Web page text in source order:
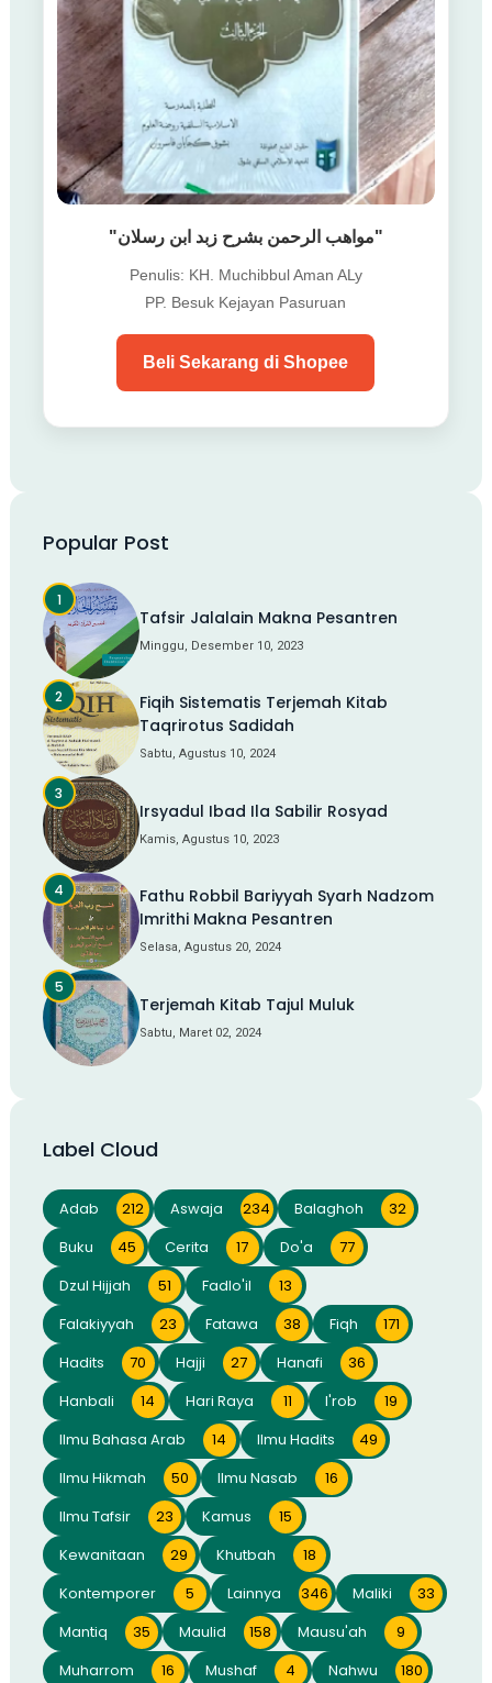
"مواهب الرحمن بشرح زبد ابن رسلان"
Penulis: KH. Muchibbul Aman ALy
PP. Besuk Kejayan Pasuruan
Beli Sekarang di Shopee
Popular Post
Tafsir Jalalain Makna Pesantren
Minggu, Desember 10, 2023
Fiqih Sistematis Terjemah Kitab
Taqrirotus Sadidah
Sabtu, Agustus 10, 2024
Irsyadul Ibad Ila Sabilir Rosyad
Kamis, Agustus 10, 2023
Fathu Robbil Bariyyah Syarh Nadzom
Imrithi Makna Pesantren
Selasa, Agustus 20, 2024
Terjemah Kitab Tajul Muluk
Sabtu, Maret 02, 2024
Label Cloud
Adab 212 Aswaja 234 Balaghoh
32
Buku
45 Cerita 17 Do'a
77
Dzul Hijjah
51 Fadlo'il
13
Falakiyyah
23 Fatawa 38 Fiqh
171
Hadits
70 Hajji 27 Hanafi
36
Hanbali
14 Hari Raya 11 I'rob
19
Ilmu Bahasa Arab
14 Ilmu Hadits
49
Ilmu Hikmah
50 Ilmu Nasab
16
Ilmu Tafsir
23 Kamus
15
Kewanitaan
29 Khutbah
18
Kontemporer
5 Lainnya 346 Maliki
33
Mantiq
35 Maulid 158 Mausu'ah
9
Muharrom
16 Mushaf 4 Nahwu
180